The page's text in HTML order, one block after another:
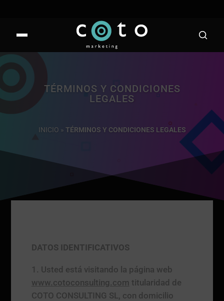
TÉRMINOS Y CONDICIONES
LEGALES
INICIO » TÉRMINOS Y CONDICIONES LEGALES
DATOS IDENTIFICATIVOS
Usted está visitando la página web
www.cotoconsulting.com titularidad de
COTO CONSULTING SL, con domicilio